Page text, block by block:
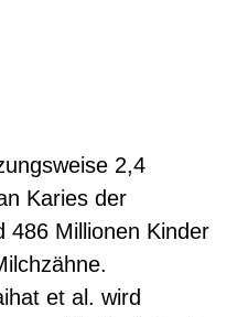
2,4
Karies der
486 Millionen Kinder
et al. wird